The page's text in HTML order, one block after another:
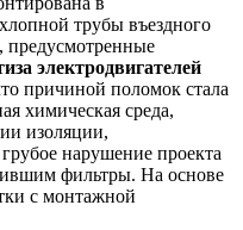
трубы въездного
предусмотренные
электродвигателей
причиной поломок стала
химическая среда,
изоляции,
нарушение проекта
фильтры. На основе
с монтажной